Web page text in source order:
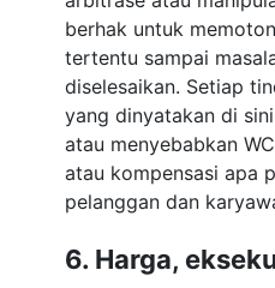
berhak untuk
tertentu sampai
diselesaikan. Setiap
yang dinyatakan di
atau menyebabkan
atau kompensasi apa
pelanggan dan
6. Harga,